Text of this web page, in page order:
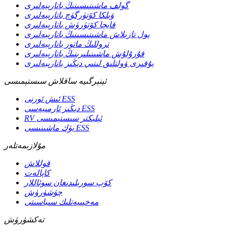
گولف ماشىنىسىنىڭ باتارېيەلىرى
ۋىلكا كۆتۈرگۈچ باتارېيەلىرى
قايچا كۆتۈرۈش باتارېيەلىرى
پول تازىلاش ماشىنىسىنىڭ باتارېيەلىرى
تروللىڭ ماتور باتارېيەلىرى
قۇرۇلۇش ماشىنىلىرىنىڭ باتارېيەلىرى
يۇقىرى ۋولتلىق لىتىي دېڭىز باتارېيەلىرى
ئېنېرگىيە ساقلاش سىستېمىسى
ئىش ئورنى ESS
دېڭىز ئارمىيەسى ESS
RV ئېلېكتر سىستېمىسى
يۈك ماشىنىسى ESS
مۇلازىمەتلەر
قوللاش
كاپالەت
كۆپ سورىلىدىغان سوئاللار
چۈشۈرۈش
مەخپىيەتلىك سىياسىتى
تەكشۈرۈش